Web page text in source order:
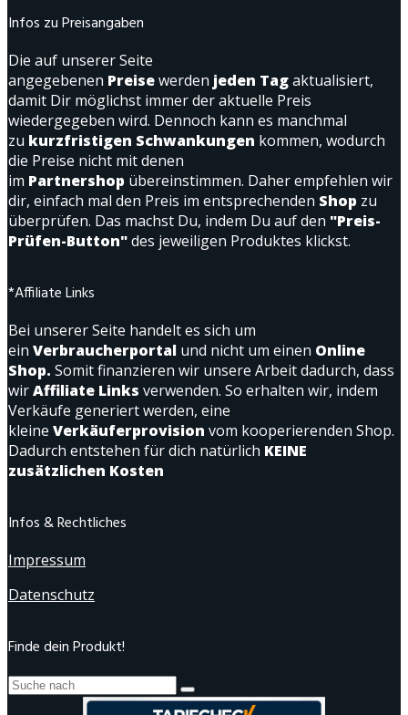
Infos zu Preisangaben
Die auf unserer Seite
angegebenen Preisewerden jeden Tagaktualisiert,
damit Dir möglichst immer der aktuelle Preis
wiedergegeben wird. Dennoch kann es manchmal
zu kurzfristigen Schwankungen kommen, wodurch
die Preise nicht mit denen
im Partnershop übereinstimmen. Daher empfehlen wir
dir, einfach mal den Preis im entsprechenden Shop zu
überprüfen. Das machst Du, indem Du auf den "Preis-
Prüfen-Button"des jeweiligen Produktes klickst.
*Affiliate Links
Bei unserer Seite handelt es sich um
ein Verbraucherportal und nicht um einen Online
Shop. Somit finanzieren wir unsere Arbeit dadurch, dass
wirAffiliate Links verwenden. So erhalten wir, indem
Verkäufe generiert werden, eine
kleine Verkäuferprovision vom kooperierenden Shop.
Dadurch entstehen für dich natürlich KEINE
zusätzlichen Kosten
Infos & Rechtliches
Impressum
Datenschutz
Finde dein Produkt!